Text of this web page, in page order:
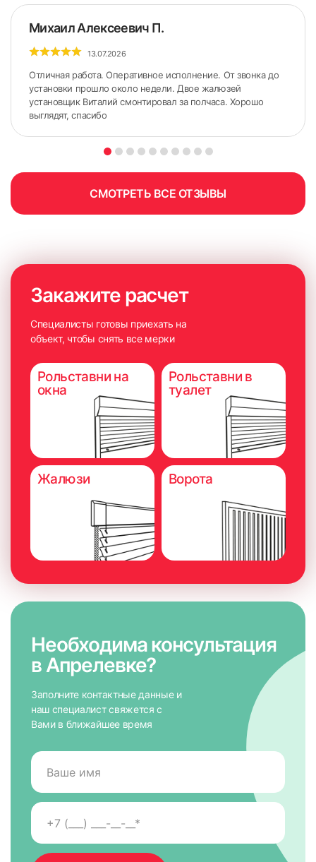
Михаил Алексеевич П.
13.07.2026
Отличная работа. Оперативное исполнение. От звонка до
установки прошло около недели. Двое жалюзей
установщик Виталий смонтировал за полчаса. Хорошо
выглядят, спасибо
СМОТРЕТЬ ВСЕ ОТЗЫВЫ
Закажите расчет
Специалисты готовы приехать на
объект, чтобы снять все мерки
Рольставни на
окна
Рольставни в
туалет
Жалюзи Ворота
Необходима консультация
в Апрелевке?
Заполните контактные данные и
наш специалист свяжется с
Вами в ближайшее время